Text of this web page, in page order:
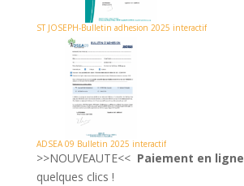
ST JOSEPH-Bulletin adhesion 2025 interactif
ADSEA 09 Bulletin 2025 interactif
>>NOUVEAUTE<< Paiement en ligne
quelques clics !